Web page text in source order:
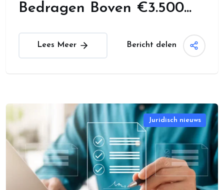
Bedragen Boven €3.500...
Lees Meer Bericht delen
Juridisch nieuws